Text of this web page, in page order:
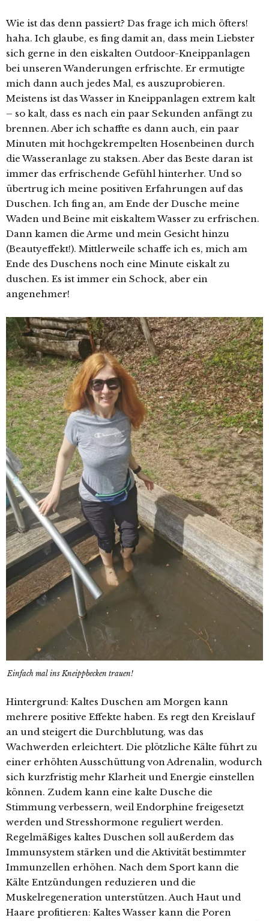
Wie ist das denn passiert? Das frage ich mich öfters!
haha. Ich glaube, es fing damit an, dass mein Liebster
sich gerne in den eiskalten Outdoor-Kneippanlagen
bei unseren Wanderungen erfrischte. Er ermutigte
mich dann auch jedes Mal, es auszuprobieren.
Meistens ist das Wasser in Kneippanlagen extrem kalt
– so kalt, dass es nach ein paar Sekunden anfängt zu
brennen. Aber ich schaffte es dann auch, ein paar
Minuten mit hochgekrempelten Hosenbeinen durch
die Wasseranlage zu staksen. Aber das Beste daran ist
immer das erfrischende Gefühl hinterher. Und so
übertrug ich meine positiven Erfahrungen auf das
Duschen. Ich fing an, am Ende der Dusche meine
Waden und Beine mit eiskaltem Wasser zu erfrischen.
Dann kamen die Arme und mein Gesicht hinzu
(Beautyeffekt!). Mittlerweile schaffe ich es, mich am
Ende des Duschens noch eine Minute eiskalt zu
duschen. Es ist immer ein Schock, aber ein
angenehmer!
Einfach mal ins Kneippbecken trauen!
Hintergrund: Kaltes Duschen am Morgen kann
mehrere positive Effekte haben. Es regt den Kreislauf
an und steigert die Durchblutung, was das
Wachwerden erleichtert. Die plötzliche Kälte führt zu
einer erhöhten Ausschüttung von Adrenalin, wodurch
sich kurzfristig mehr Klarheit und Energie einstellen
können. Zudem kann eine kalte Dusche die
Stimmung verbessern, weil Endorphine freigesetzt
werden und Stresshormone reguliert werden.
Regelmäßiges kaltes Duschen soll außerdem das
Immunsystem stärken und die Aktivität bestimmter
Immunzellen erhöhen. Nach dem Sport kann die
Kälte Entzündungen reduzieren und die
Muskelregeneration unterstützen. Auch Haut und
Haare profitieren: Kaltes Wasser kann die Poren